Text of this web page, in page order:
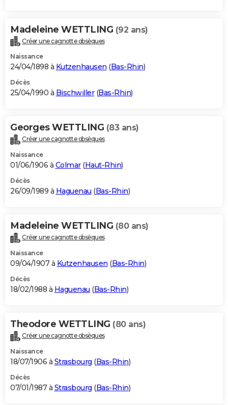
Madeleine WETTLING (92 ans)
Créer une cagnotte obsèques
Naissance
24/04/1898 à Kutzenhausen (Bas-Rhin)
Décès
25/04/1990 à Bischwiller(Bas-Rhin)
Georges WETTLING (83 ans)
Créer une cagnotte obsèques
Naissance
01/06/1906 à Colmar(Haut-Rhin)
Décès
26/09/1989 à Haguenau (Bas-Rhin)
Madeleine WETTLING (80 ans)
Créer une cagnotte obsèques
Naissance
09/04/1907 à Kutzenhausen (Bas-Rhin)
Décès
18/02/1988 à Haguenau (Bas-Rhin)
Theodore WETTLING (80 ans)
Créer une cagnotte obsèques
Naissance
18/07/1906 à Strasbourg (Bas-Rhin)
Décès
07/01/1987 à Strasbourg (Bas-Rhin)